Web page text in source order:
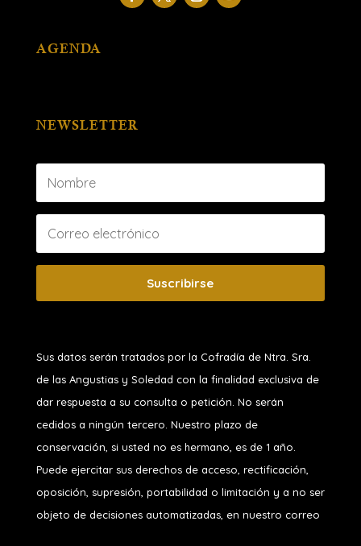
AGENDA
NEWSLETTER
Suscribirse
Sus datos serán tratados por la Cofradía de Ntra. Sra.
de las Angustias y Soledad con la finalidad exclusiva de
dar respuesta a su consulta o petición. No serán
cedidos a ningún tercero. Nuestro plazo de
conservación, si usted no es hermano, es de 1 año.
Puede ejercitar sus derechos de acceso, rectificación,
oposición, supresión, portabilidad o limitación y a no ser
objeto de decisiones automatizadas, en nuestro correo